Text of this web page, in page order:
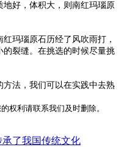
好，体积大，则南红玛瑙原
玛瑙原石历经了风吹雨打，
裂缝。在挑选的时候尽量挑
法，我们可以在实践中去熟
权利请联系我们及时删除。
了我国传统文化